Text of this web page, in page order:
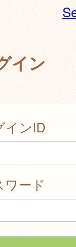
イン
インID
ワード